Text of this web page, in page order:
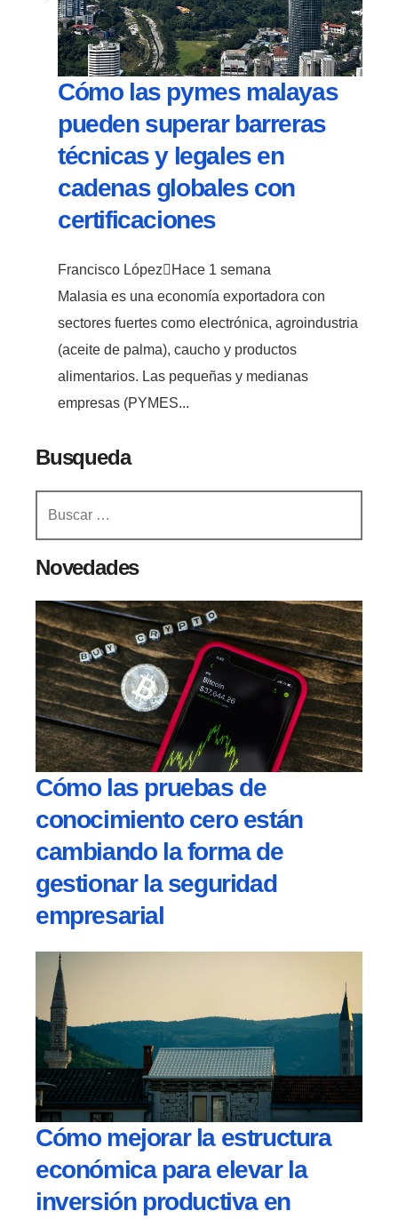
Cómo las pymes malayas
pueden superar barreras
técnicas y legales en
cadenas globales con
certificaciones
Francisco López
Hace 1 semana
Malasia es una economía exportadora con
sectores fuertes como electrónica, agroindustria
(aceite de palma), caucho y productos
alimentarios. Las pequeñas y medianas
empresas (PYMES...
Busqueda
Novedades
Cómo las pruebas de
conocimiento cero están
cambiando la forma de
gestionar la seguridad
empresarial
Cómo mejorar la estructura
económica para elevar la
inversión productiva en